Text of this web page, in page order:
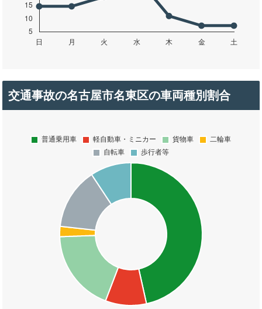
交通事故の名古屋市名東区の車両種別割合